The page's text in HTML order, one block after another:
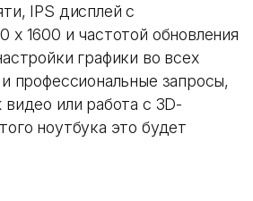
IPS дисплей с
x 1600 и частотой обновления
графики во всех
профессиональные запросы,
или работа с 3D-
ноутбука это будет